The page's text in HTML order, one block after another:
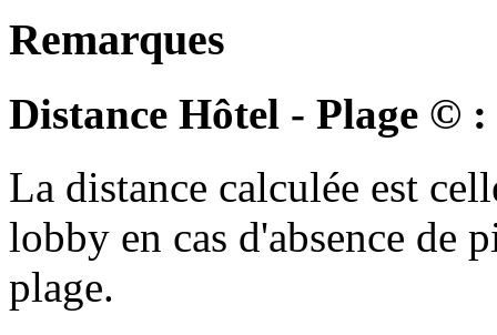
Remarques
Distance Hôtel - Plage © :
La distance calculée est
lobby en cas d'absence de
plage.